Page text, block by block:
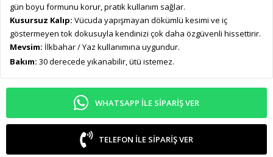
gün boyu formunu korur, pratik kullanım sağlar.
Kusursuz Kalıp: Vücuda yapışmayan dökümlü kesimi ve iç
göstermeyen tok dokusuyla kendinizi çok daha özgüvenli hissettirir.
Mevsim: İlkbahar / Yaz kullanımına uygundur.
Bakım: 30 derecede yıkanabilir, ütü istemez.
WHATSAPP ILE SIPARIŞ VER
TELEFON ILE SIPARIŞ VER